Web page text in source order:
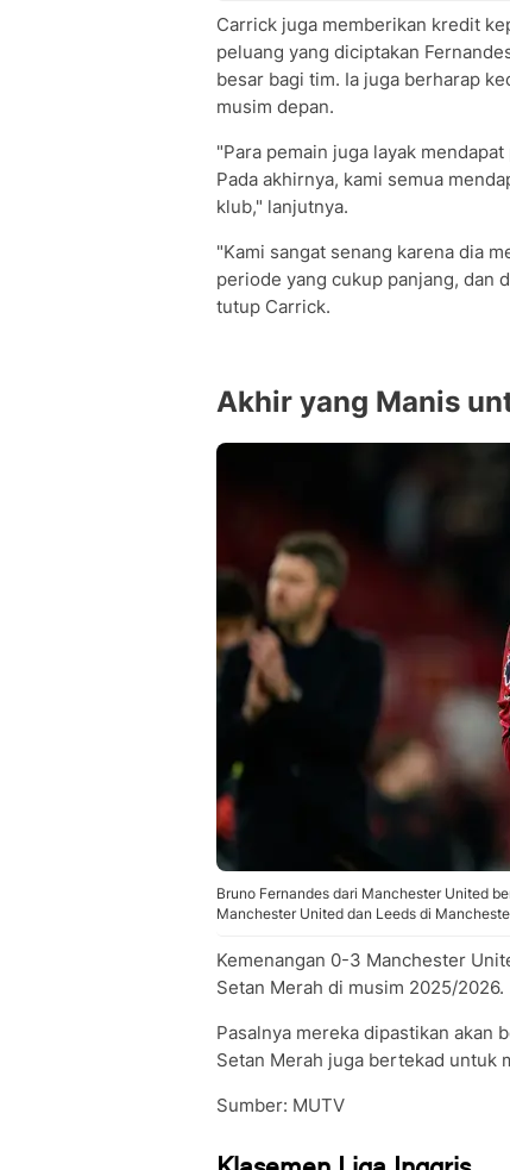
Carrick juga memberikan kredit
peluang yang diciptakan
besar bagi tim. Ia juga berharap
musim depan.
"Para pemain juga layak
Pada akhirnya, kami semua
klub," lanjutnya.
"Kami sangat senang karena dia
periode yang cukup panjang, dan
tutup Carrick.
Akhir yang Manis
Bruno Fernandes dari Manchester United
Manchester United dan Leeds di
Kemenangan 0-3 Manchester
Setan Merah di musim 2025/2026.
Pasalnya mereka dipastikan akan
Setan Merah juga bertekad untuk
Sumber: MUTV